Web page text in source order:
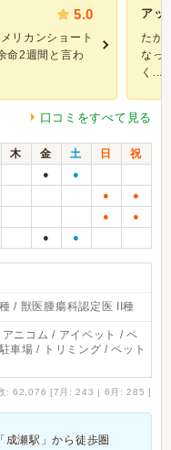
5.0
リカンショート
命2週間と言わ
アッ
たか
なっ
く...
口コミをすべて見る
木 金 土 日
祝
● ●
● ●
● ●
● ●
/ 獣医腫瘍科認定医 II種
ニコム / アイペット / ペ
車場 / トリミング / ペット
: 62,076 [7月: 243 | 6月: 285 ]
成瀬駅」から徒歩圏